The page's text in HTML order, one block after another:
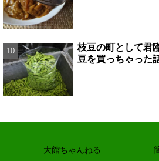
枝豆の町として君
豆を買っちゃった
大館ちゃんねる